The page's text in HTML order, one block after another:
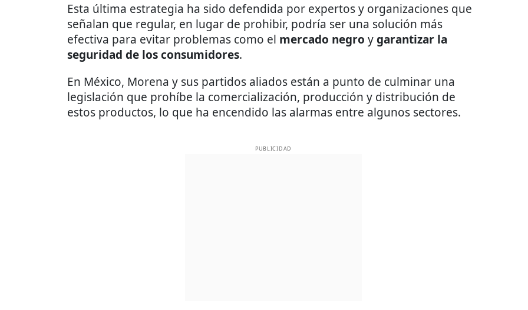
Esta última estrategia ha sido defendida por expertos y organizaciones que
señalan que regular, en lugar de prohibir, podría ser una solución más
efectiva para evitar problemas como el mercado negro ygarantizar la
seguridad de los consumidores.
En México, Morena y sus partidos aliados están a punto de culminar una
legislación que prohíbe la comercialización, producción y distribución de
estos productos, lo que ha encendido las alarmas entre algunos sectores.
PUBLICIDAD